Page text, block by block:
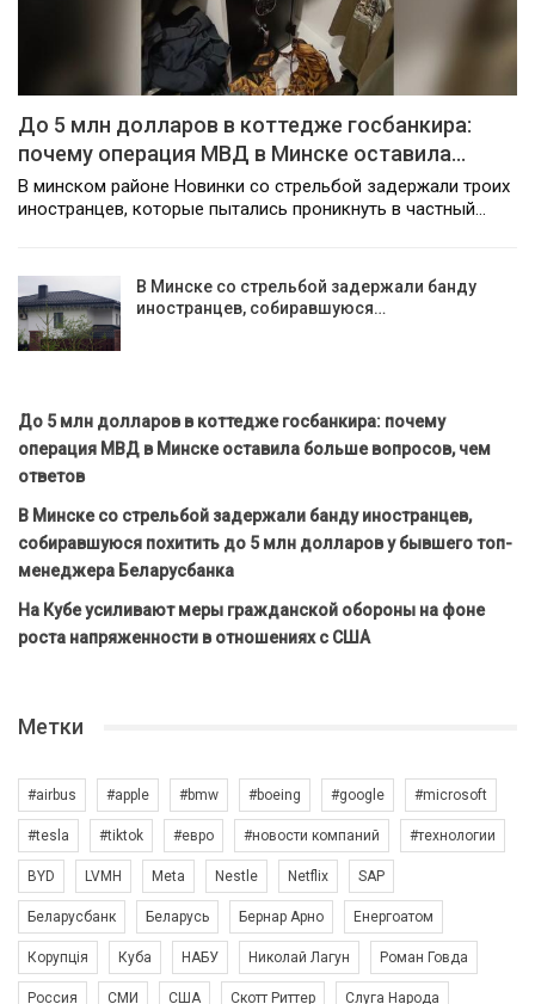
До 5 млн долларов в коттедже госбанкира:
почему операция МВД в Минске оставила…
В минском районе Новинки со стрельбой задержали троих
иностранцев, которые пытались проникнуть в частный…
В Минске со стрельбой задержали банду
иностранцев, собиравшуюся…
До 5 млн долларов в коттедже госбанкира: почему
операция МВД в Минске оставила больше вопросов, чем
ответов
В Минске со стрельбой задержали банду иностранцев,
собиравшуюся похитить до 5 млн долларов у бывшего топ-
менеджера Беларусбанка
На Кубе усиливают меры гражданской обороны на фоне
роста напряженности в отношениях с США
Метки
#airbus #apple #bmw #boeing #google #microsoft
#tesla #tiktok #евро #новости компаний #технологии
BYD LVMH Meta Nestle Netflix SAP
Беларусбанк Беларусь Бернар Арно Енергоатом
Корупція Куба НАБУ Николай Лагун Роман Говда
Россия СМИ США Скотт Риттер Слуга Народа